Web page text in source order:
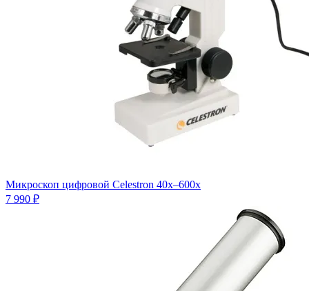
Микроскоп цифровой Celestron 40x–600x
7 990 ₽